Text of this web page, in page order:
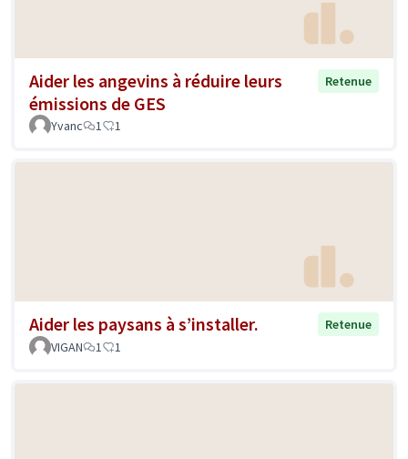
Aider les angevins à réduire leurs
émissions de GES
Retenue
Yvanc 1 1
Aider les paysans à s’installer.
Retenue
VIGAN
1 1